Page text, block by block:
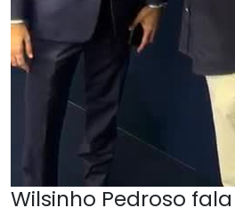
Wilsinho Pedroso